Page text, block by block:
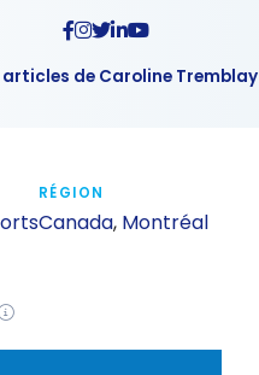
articles de Caroline Tremblay
RÉGION
Canada, Montréal